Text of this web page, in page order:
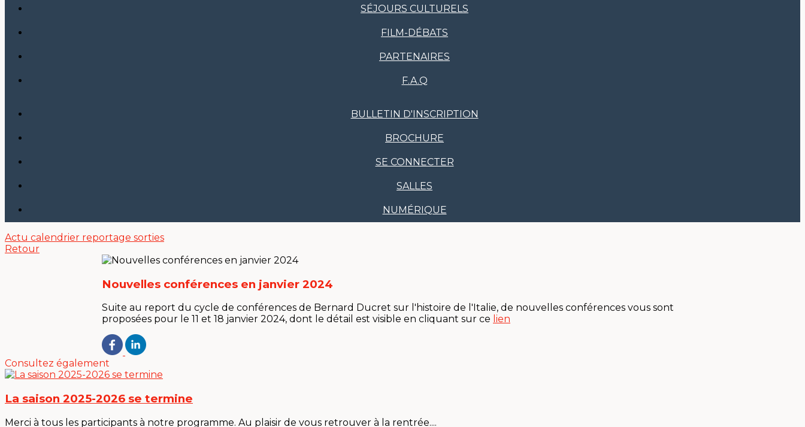
SÉJOURS CULTURELS
FILM-DÉBATS
PARTENAIRES
F.A.Q
BULLETIN D'INSCRIPTION
BROCHURE
SE CONNECTER
SALLES
NUMÉRIQUE
Actu calendrier reportage sorties
Retour
Nouvelles conférences en janvier 2024
Suite au report du cycle de conférences de Bernard Ducret sur l'histoire de l'Italie, de nouvelles conférences vous sont
proposées pour le 11 et 18 janvier 2024, dont le détail est visible en cliquant sur ce lien
Consultez également
La saison 2025-2026 se termine
Merci à tous les participants à notre programme. Au plaisir de vous retrouver à la rentrée....